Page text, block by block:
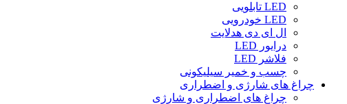
LED تابلویی
LED خودرویی
ال ای دی هدلایت
درایور LED
فلاشر LED
چسب و خمیر سیلیکونی
چراغ های شارژی و اضطراری
چراغ های اضطراری و شارژی